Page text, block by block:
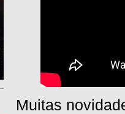
Muitas